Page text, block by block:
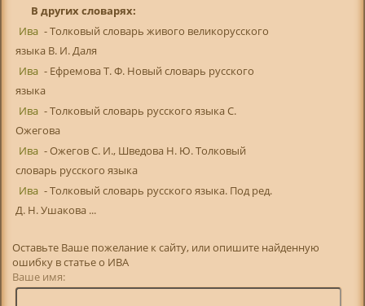
В других словарях:
Ива - Толковый словарь живого великорусского
языка В. И. Даля
Ива - Ефремова Т. Ф. Новый словарь русского
языка
Ива - Толковый словарь русского языка С.
Ожегова
Ива - Ожегов С. И., Шведова Н. Ю. Толковый
словарь русского языка
Ива - Толковый словарь русского языка. Под ред.
Д. Н. Ушакова ...
Оставьте Ваше пожелание к сайту, или опишите найденную
ошибку в статье о ИВА
Ваше имя: